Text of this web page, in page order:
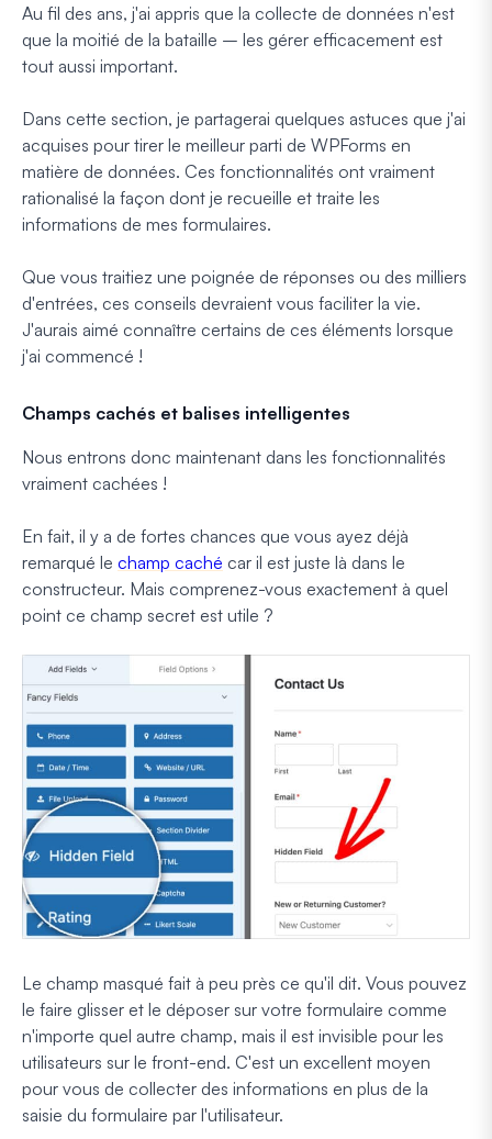
Au fil des ans, j'ai appris que la collecte de données n'est
que la moitié de la bataille – les gérer efficacement est
tout aussi important.
Dans cette section, je partagerai quelques astuces que j'ai
acquises pour tirer le meilleur parti de WPForms en
matière de données. Ces fonctionnalités ont vraiment
rationalisé la façon dont je recueille et traite les
informations de mes formulaires.
Que vous traitiez une poignée de réponses ou des milliers
d'entrées, ces conseils devraient vous faciliter la vie.
J'aurais aimé connaître certains de ces éléments lorsque
j'ai commencé !
Champs cachés et balises intelligentes
Nous entrons donc maintenant dans les fonctionnalités
vraiment cachées !
En fait, il y a de fortes chances que vous ayez déjà
remarqué le champ caché car il est juste là dans le
constructeur. Mais comprenez-vous exactement à quel
point ce champ secret est utile ?
Le champ masqué fait à peu près ce qu'il dit. Vous pouvez
le faire glisser et le déposer sur votre formulaire comme
n'importe quel autre champ, mais il est invisible pour les
utilisateurs sur le front-end. C'est un excellent moyen
pour vous de collecter des informations en plus de la
saisie du formulaire par l'utilisateur.